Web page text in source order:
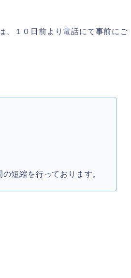
、１０日前より電話にて事前にご
短縮を行っております。